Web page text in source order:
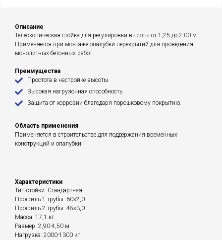
Описание
Телескопическая стойка для регулировки высоты от 1,25 до 2,00 м.
Применяется при монтаже опалубки перекрытий для проведения
монолитных бетонных работ.
Преимущества
Простота в настройке высоты.
Высокая нагрузочная способность.
Защита от коррозии благодаря порошковому покрытию.
Область применения
Применяется в строительстве для поддержания временных
конструкций и опалубки.
Характеристики
Тип стойки: Стандартная
Профиль 1 трубы: 60×2,0
Профиль 2 трубы: 48×3,0
Масса: 17,1 кг
Размер: 2,90-4,50 м
Нагрузка: 2000-1300 кг